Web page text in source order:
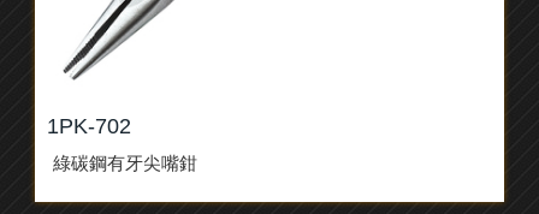
1PK-702
綠碳鋼有牙尖嘴鉗